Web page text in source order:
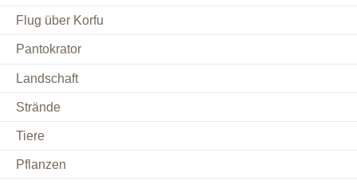
Flug über Korfu
Pantokrator
Landschaft
Strände
Tiere
Pflanzen